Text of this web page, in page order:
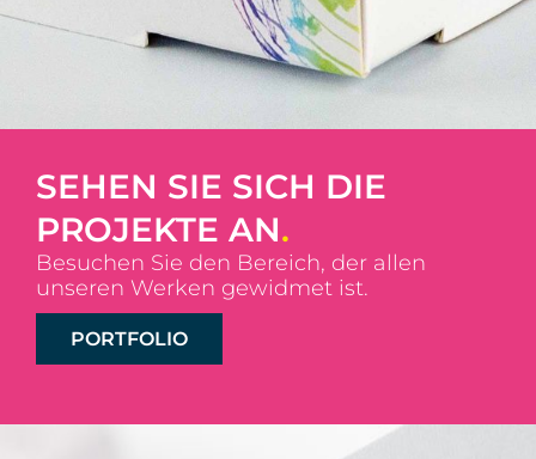
SEHEN SIE SICH DIE
PROJEKTE AN.
Besuchen Sie den Bereich, der allen
unseren Werken gewidmet ist.
PORTFOLIO